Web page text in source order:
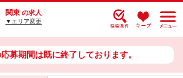
関東 の求人
▼エリア変更
募期間は既に終了しております。